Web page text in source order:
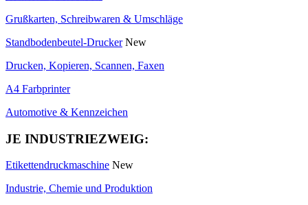
Grußkarten, Schreibwaren & Umschläge
Standbodenbeutel-Drucker New
Drucken, Kopieren, Scannen, Faxen
A4 Farbprinter
Automotive & Kennzeichen
JE INDUSTRIEZWEIG:
Etikettendruckmaschine New
Industrie, Chemie und Produktion